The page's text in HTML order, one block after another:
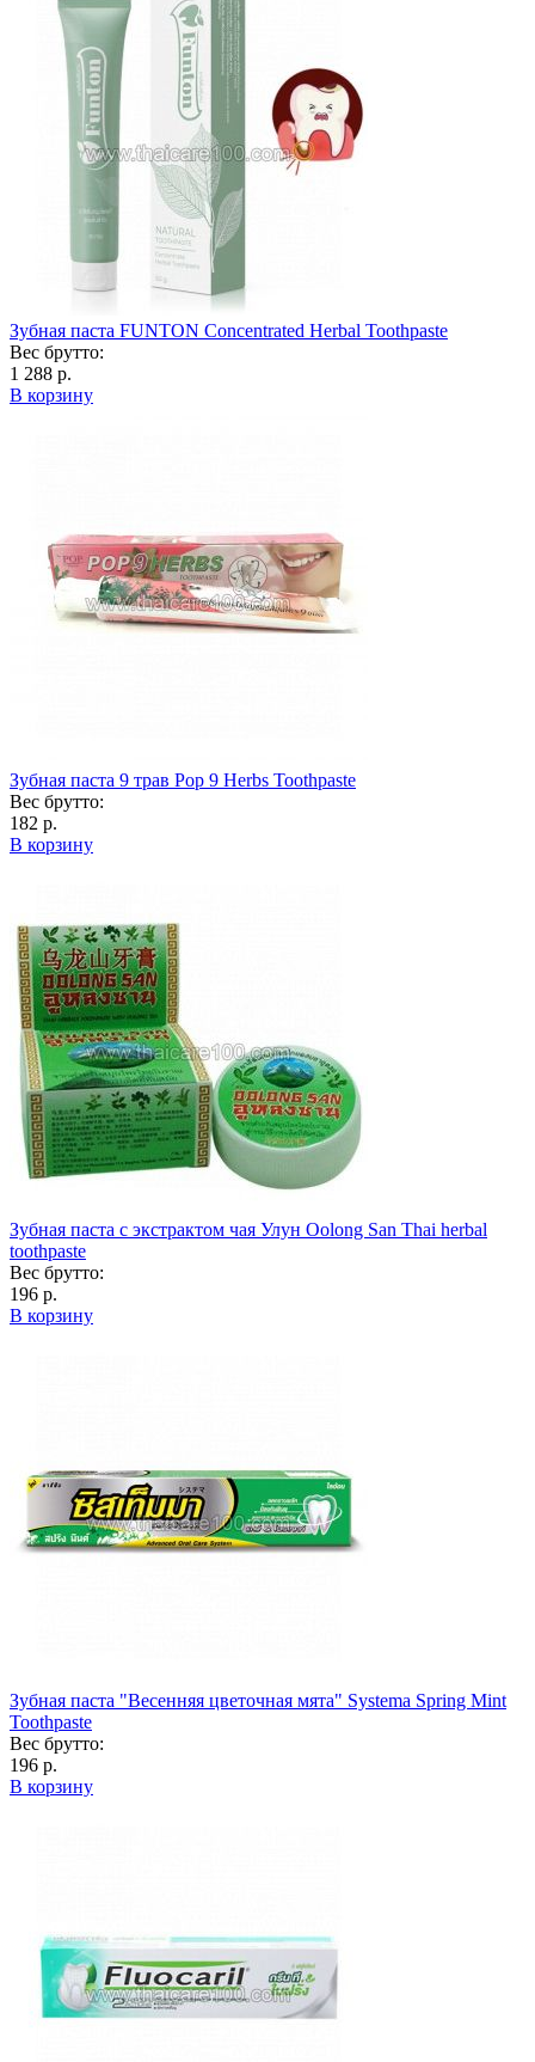
Зубная паста FUNTON Concentrated Herbal Toothpaste
Вес брутто:
1 288 р.
В корзину
Зубная паста 9 трав Pop 9 Herbs Toothpaste
Вес брутто:
182 р.
В корзину
Зубная паста с экстрактом чая Улун Oolong San Thai herbal
toothpaste
Вес брутто:
196 р.
В корзину
Зубная паста "Весенняя цветочная мята" Systema Spring Mint
Toothpaste
Вес брутто:
196 р.
В корзину